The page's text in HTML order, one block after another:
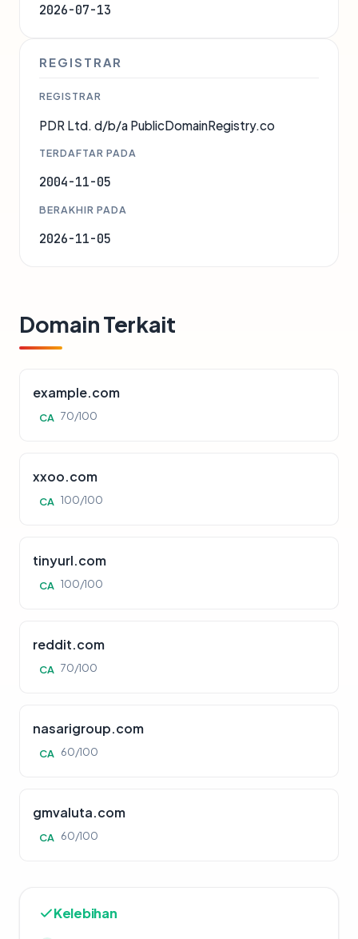
2026-07-13
REGISTRAR
REGISTRAR
PDR Ltd. d/b/a PublicDomainRegistry.co
TERDAFTAR PADA
2004-11-05
BERAKHIR PADA
2026-11-05
Domain Terkait
example.com
CA 70/100
xxoo.com
CA 100/100
tinyurl.com
CA 100/100
reddit.com
CA 70/100
nasarigroup.com
CA 60/100
gmvaluta.com
CA 60/100
Kelebihan